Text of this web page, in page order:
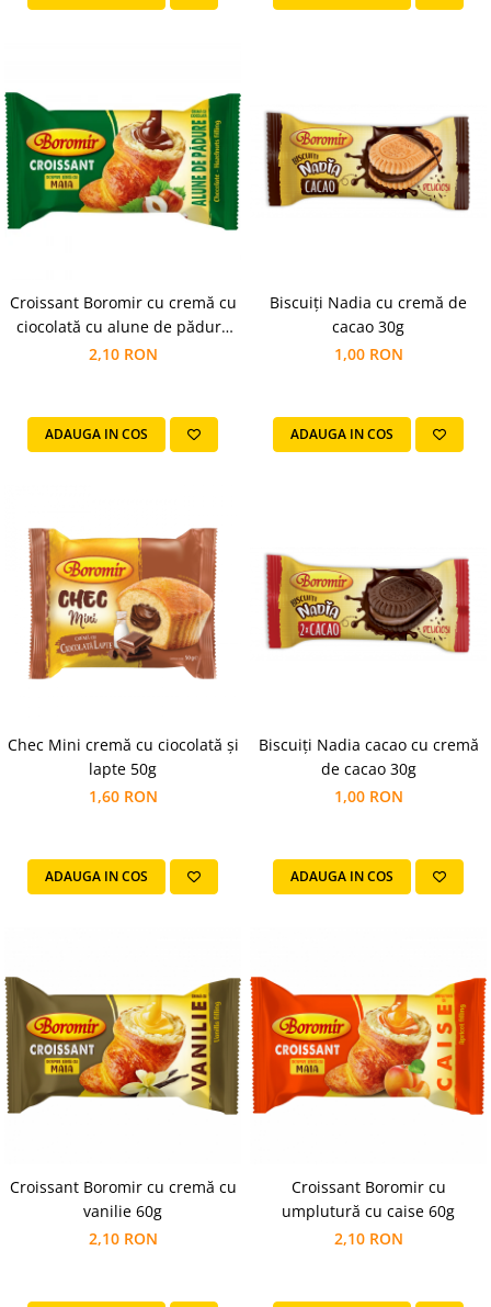
Cornulete fragede
Pasca
Pasca Fresh
Cereale
Paine
Chifle
Colaci festivi
Snack-uri sărate
Covrigi de Buzau
Grisine
Faina
Arpacas si pesmet
Malai
Produse congelate
Panificatie congelata
Baton Cookie congelat
Cheesecake congelat
Fursecuri vrac
Cozonac Wine Collection
Vinuri Casa Isarescu
Accesorii Boromir
Dulciurile Feleacul
Glucoza
Croissant Boromir cu cremă cu
ciocolată cu alune de pădure
60g
2,10 RON
ADAUGA IN COS
Biscuiți Nadia cu cremă de
cacao 30g
1,00 RON
ADAUGA IN COS
Chec Mini cremă cu ciocolată și
lapte 50g
1,60 RON
ADAUGA IN COS
Biscuiți Nadia cacao cu cremă
de cacao 30g
1,00 RON
ADAUGA IN COS
Croissant Boromir cu cremă cu
vanilie 60g
2,10 RON
Croissant Boromir cu
umplutură cu caise 60g
2,10 RON